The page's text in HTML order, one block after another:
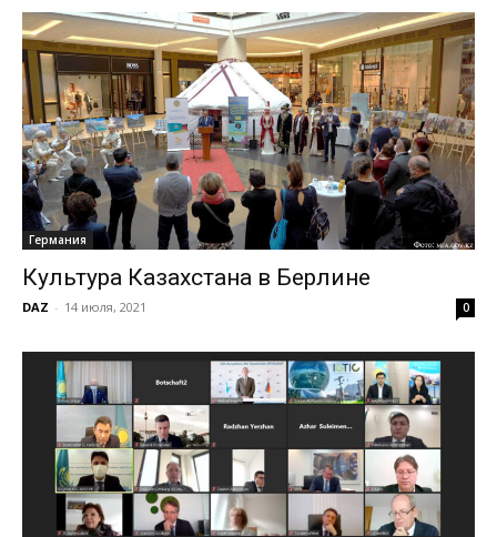
Германия
Культура Казахстана в Берлине
DAZ - 14 июля, 2021 0